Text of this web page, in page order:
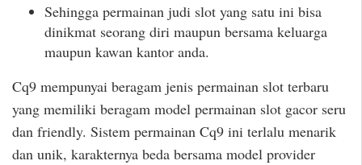
Sehingga permainan judi slot yang satu ini bisa
dinikmat seorang diri maupun bersama keluarga
maupun kawan kantor anda.
Cq9 mempunyai beragam jenis permainan slot terbaru
yang memiliki beragam model permainan slot gacor seru
dan friendly. Sistem permainan Cq9 ini terlalu menarik
dan unik, karakternya beda bersama model provider